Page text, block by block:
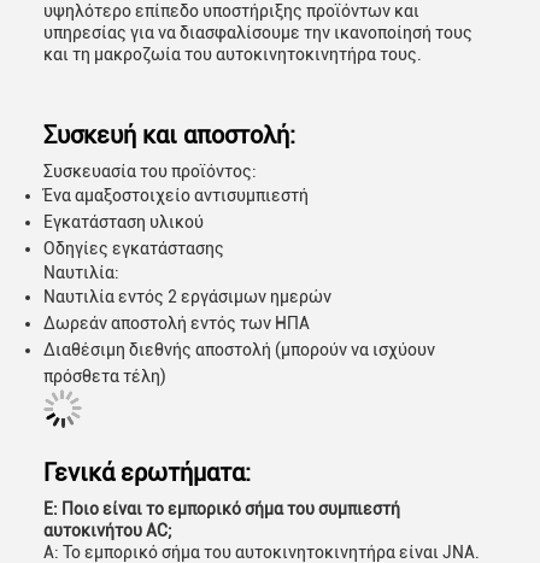
υψηλότερο επίπεδο υποστήριξης προϊόντων και
υπηρεσίας για να διασφαλίσουμε την ικανοποίησή τους
και τη μακροζωία του αυτοκινητοκινητήρα τους.
Συσκευή και αποστολή:
Συσκευασία του προϊόντος:
Ένα αμαξοστοιχείο αντισυμπιεστή
Εγκατάσταση υλικού
Οδηγίες εγκατάστασης
Ναυτιλία:
Ναυτιλία εντός 2 εργάσιμων ημερών
Δωρεάν αποστολή εντός των ΗΠΑ
Διαθέσιμη διεθνής αποστολή (μπορούν να ισχύουν
πρόσθετα τέλη)
Γενικά ερωτήματα:
Ε: Ποιο είναι το εμπορικό σήμα του συμπιεστή
αυτοκινήτου AC;
Α: Το εμπορικό σήμα του αυτοκινητοκινητήρα είναι JNA.